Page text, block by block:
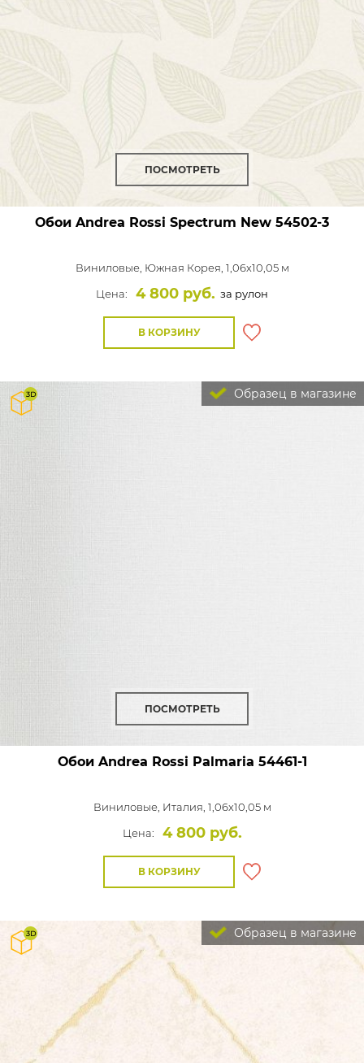
ПОСМОТРЕТЬ
Обои Andrea Rossi Spectrum New 54502-3
Виниловые, Южная Корея, 1,06x10,05 м
Цена:
4 800 руб. за рулон
В КОРЗИНУ
Образец в магазине
ПОСМОТРЕТЬ
Обои Andrea Rossi Palmaria 54461-1
Виниловые, Италия, 1,06x10,05 м
Цена:
4 800 руб.
В КОРЗИНУ
Образец в магазине